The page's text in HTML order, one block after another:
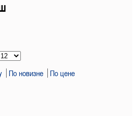
По новизне По цене